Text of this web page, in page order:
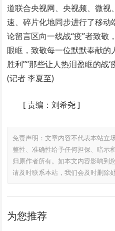
道联合央视网、央视频、微
速、碎片化地同步进行了移
论留言区向一线战“疫”者致敬
眼眶，致敬每一位默默奉献
胜利”“那些让人热泪盈眶的战
(记者 李夏至)
[责编：刘希尧]
免责声明：文章内容不代表本站立
整性、准确性给予任何担保、暗示
归原作者所有。如本文内容影响到
请及时联系本站，我们会及时删除处
为您推荐